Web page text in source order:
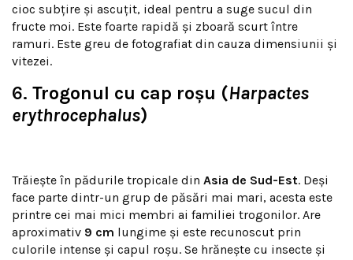
cioc subțire și ascuțit, ideal pentru a suge sucul din
fructe moi. Este foarte rapidă și zboară scurt între
ramuri. Este greu de fotografiat din cauza dimensiunii și
vitezei.
6. Trogonul cu cap roșu (Harpactes
erythrocephalus)
Trăiește în pădurile tropicale din Asia de Sud-Est. Deși
face parte dintr-un grup de păsări mai mari, acesta este
printre cei mai mici membri ai familiei trogonilor. Are
aproximativ 9 cm lungime și este recunoscut prin
culorile intense și capul roșu. Se hrănește cu insecte și